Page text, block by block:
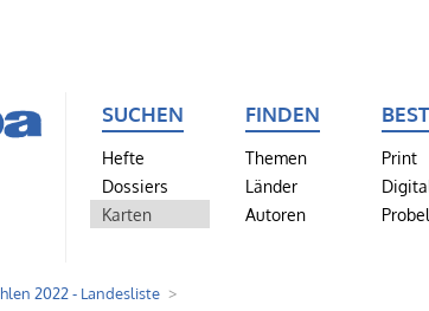
SUCHEN
Hefte
Dossiers
Karten
FINDEN
Themen
Länder
Autoren
Print
2022 - Landesliste